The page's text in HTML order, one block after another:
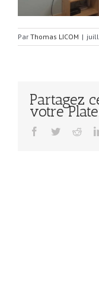
Par Thomas LICOM |
Partagez
votre
Facebook
Twitter